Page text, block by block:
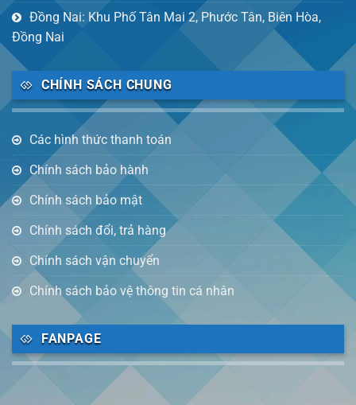
Đồng Nai: Khu Phố Tân Mai 2, Phước Tân, Biên Hòa,
Đồng Nai
CHÍNH SÁCH CHUNG
Các hình thức thanh toán
Chính sách bảo hành
Chính sách bảo mật
Chính sách đổi, trả hàng
Chính sách vận chuyển
Chính sách bảo vệ thông tin cá nhân
FANPAGE